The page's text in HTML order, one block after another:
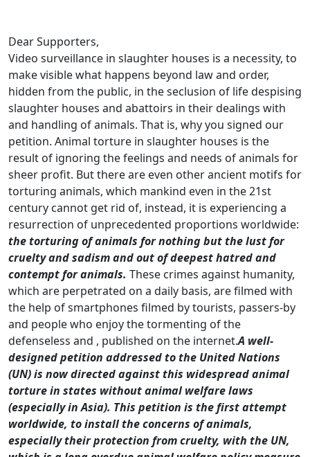
Dear Supporters,
Video surveillance in slaughter houses is a necessity, to
make visible what happens beyond law and order,
hidden from the public, in the seclusion of life despising
slaughter houses and abattoirs in their dealings with
and handling of animals. That is, why you signed our
petition. Animal torture in slaughter houses is the
result of ignoring the feelings and needs of animals for
sheer profit. But there are even other ancient motifs for
torturing animals, which mankind even in the 21st
century cannot get rid of, instead, it is experiencing a
resurrection of unprecedented proportions worldwide:
the torturing of animals for nothing but the lust for
cruelty and sadism and out of deepest hatred and
contempt for animals. These crimes against humanity,
which are perpetrated on a daily basis, are filmed with
the help of smartphones filmed by tourists, passers-by
and people who enjoy the tormenting of the
defenseless and , published on the internet.A well-
designed petition addressed to the United Nations
(UN) is now directed against this widespread animal
torture in states without animal welfare laws
(especially in Asia). This petition is the first attempt
worldwide, to install the concerns of animals,
especially their protection from cruelty, with the UN,